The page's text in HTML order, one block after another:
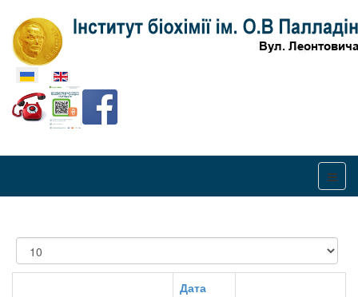
Оберіть свою мову
Показувати
Дата